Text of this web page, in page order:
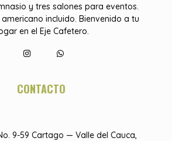
y tres salones para eventos.
incluido. Bienvenido a tu
en el Eje Cafetero.
CONTACTO
9-59 Cartago — Valle del Cauca,